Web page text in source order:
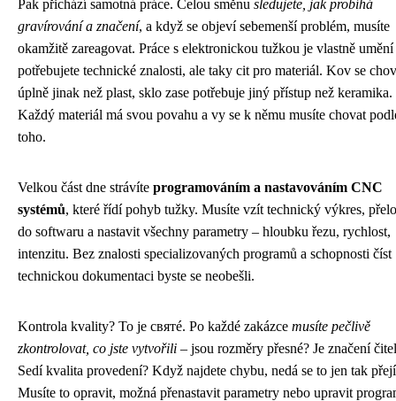
Pak přichází samotná práce. Celou směnu sledujete, jak probíhá
gravírování a značení, a když se objeví sebemenší problém, musíte
okamžitě zareagovat. Práce s elektronickou tužkou je vlastně umění
potřebujete technické znalosti, ale taky cit pro materiál. Kov se
úplně jinak než plast, sklo zase potřebuje jiný přístup než keramika.
Každý materiál má svou povahu a vy se k němu musíte chovat
toho.
Velkou část dne strávíte programováním a nastavováním CNC
systémů, které řídí pohyb tužky. Musíte vzít technický výkres,
do softwaru a nastavit všechny parametry – hloubku řezu, rychlost,
intenzitu. Bez znalosti specializovaných programů a schopnosti číst
technickou dokumentaci byste se neobešli.
Kontrola kvality? To je святé. Po každé zakázce musíte pečlivě
zkontrolovat, co jste vytvořili – jsou rozměry přesné? Je značení
Sedí kvalita provedení? Když najdete chybu, nedá se to jen tak
Musíte to opravit, možná přenastavit parametry nebo upravit